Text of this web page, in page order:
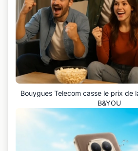
Bouygues Telecom casse le prix de
B&YOU